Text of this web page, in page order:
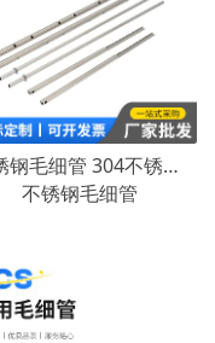
不锈钢毛细管 304不锈钢毛细管小直径304无缝不锈钢管精密30
不锈钢毛细管